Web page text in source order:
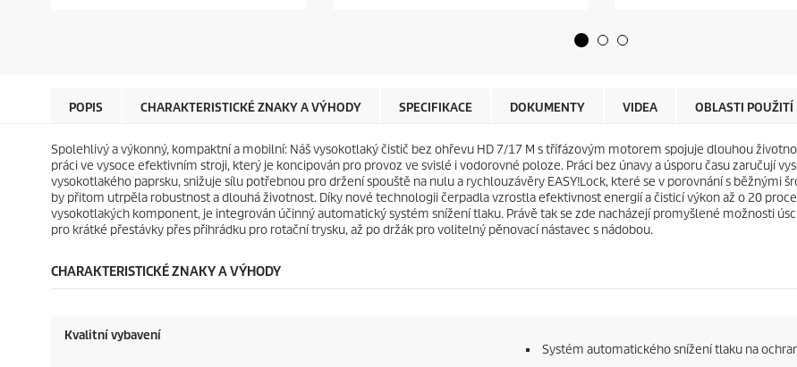
e
e
r
e
e
u
r
e
e
POPIS CHARAKTERISTICKÉ ZNAKY A VÝHODY SPECIFIKACE DOKUMENTY VIDEA OBLASTI POUŽITÍ
Spolehlivý a výkonný, kompaktní a mobilní: Náš vysokotlaký čistič bez ohřevu HD 7/17 M s třífázovým motorem spojuje dlouhou
práci ve vysoce efektivním stroji, který je koncipován pro provoz ve svislé i vodorovné poloze. Práci bez únavy a úsporu času zaručují
vysokotlakého paprsku, snižuje sílu potřebnou pro držení spouště na nulu a rychlouzávěry EASY!Lock, které se v porovnání s běžnými
by přitom utrpěla robustnost a dlouhá životnost. Díky nové technologii čerpadla vzrostla efektivnost energií a čisticí výkon až o 20
vysokotlakých komponent, je integrován účinný automatický systém snížení tlaku. Právě tak se zde nacházejí promyšlené možnosti
pro krátké přestávky přes přihrádku pro rotační trysku, až po držák pro volitelný pěnovací nástavec s nádobou.
CHARAKTERISTICKÉ ZNAKY A VÝHODY
Kvalitní vybavení
Systém automatického snížení tlaku na